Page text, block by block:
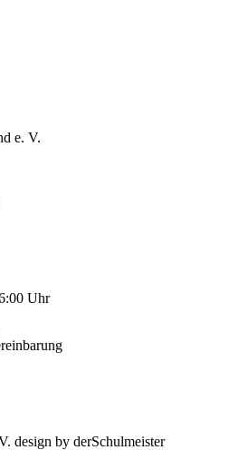
e. V.
Uhr
design by derSchulmeister